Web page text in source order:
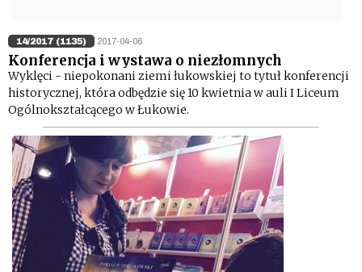
14/2017 (1135) 2017-04-06
Konferencja i wystawa o niezłomnych
Wyklęci - niepokonani ziemi łukowskiej to tytuł konferencji
historycznej, która odbędzie się 10 kwietnia w auli I Liceum
Ogólnokształcącego w Łukowie.